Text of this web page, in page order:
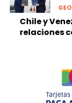
Chile y
relaciones